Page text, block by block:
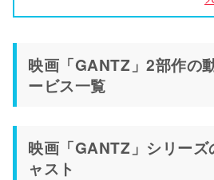
映画「GANTZ」2部作の
ービス一覧
映画「GANTZ」シリーズ
ャスト